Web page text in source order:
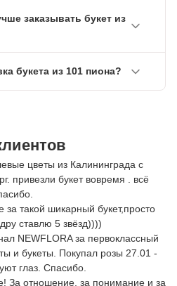
заказывать букет из
букета из 101 пиона?
цветы из Калининграда с
привезли букет вовремя . всё
такой шикарный букет,просто
ставлю 5 звёзд))))
NEWFLORA за первоклассный
и букеты. Покупал розы 27.01 -
глаз. Спасибо.
За отношение, за понимание и за